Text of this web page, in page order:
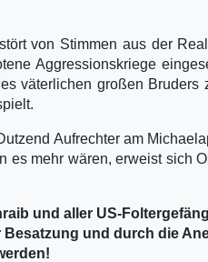
von Stimmen aus der
Aggressionskriege
väterlichen großen Bruders
Aufrechter am
es mehr wären, erweist sich
und aller US-
und durch die